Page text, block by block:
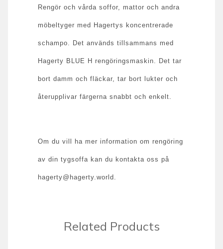
Rengör och vårda soffor, mattor och andra
möbeltyger med Hagertys koncentrerade
schampo. Det används tillsammans med
Hagerty BLUE H rengöringsmaskin. Det tar
bort damm och fläckar, tar bort lukter och
återupplivar färgerna snabbt och enkelt.
Om du vill ha mer information om rengöring
av din tygsoffa kan du kontakta oss på
hagerty@hagerty.world.
Related Products